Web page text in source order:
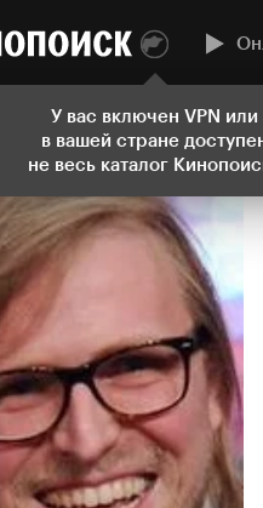
У вас включен VPN или
в вашей стране
не весь каталог